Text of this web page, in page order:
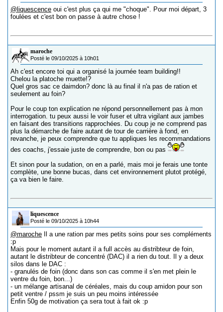
@liquescence oui c'est plus ça qui me "choque". Pour moi départ, 3
foulées et c'est bon on passe à autre chose !
maroche
Posté le 09/10/2025 à 10h01
Ah c'est encore toi qui a organisé la journée team building!!
Chelou la platoche muette!?
Quel gros sac ce daimdon? donc là au final il n'a pas de ration et
seulement au foin?
Pour le coup ton explication ne répond personnellement pas à mon
interrogation. tu peux aussi le voir fuser et ultra vigilant aux jambes
en faisant des transitions rapprochées. Du coup je ne comprend pas
plus la démarche de faire autant de tour de carrière à fond, en
revanche, je peux comprendre que tu appliques les recommandations
des coachs, j'essaie juste de comprendre, bon ou pas
Et sinon pour la sudation, on en a parlé, mais moi je ferais une tonte
complète, une bonne bucas, dans cet environnement plutot protégé,
ça va bien le faire.
liquescence
Posté le 09/10/2025 à 10h44
@maroche Il a une ration par mes petits soins pour ses compléments
:p
Mais pour le moment autant il a full accès au distribteur de foin,
autant le distribteur de concentré (DAC) il a rien du tout. Il y a deux
silos dans le DAC :
- granulés de foin (donc dans son cas comme il s'en met plein le
ventre du foin, bon...)
- un mélange artisanal de céréales, mais du coup amidon pour son
petit ventre / pssm je suis un peu moins intéressée
Enfin 50g de motivation ça sera tout à fait ok :p